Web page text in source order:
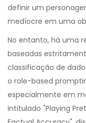
definir um
medíocre em uma
No entanto, há uma
baseadas
classificação de
o role-based
especialmente em
intitulado "Playing